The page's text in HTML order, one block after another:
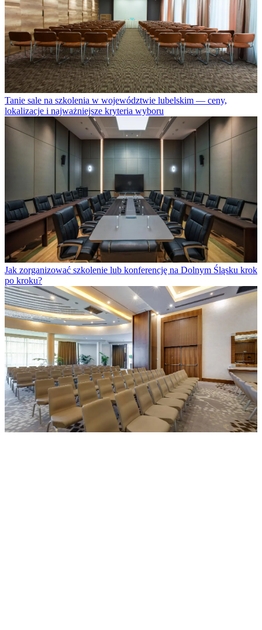
Tanie sale na szkolenia w województwie lubelskim — ceny,
lokalizacje i najważniejsze kryteria wyboru
Jak zorganizować szkolenie lub konferencję na Dolnym Śląsku krok
po kroku?